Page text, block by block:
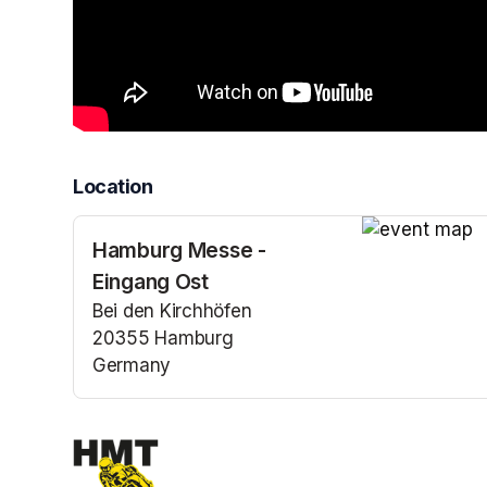
Location
Hamburg Messe -
Eingang Ost
Bei den Kirchhöfen
20355 Hamburg
Germany
(opens in a new tab)